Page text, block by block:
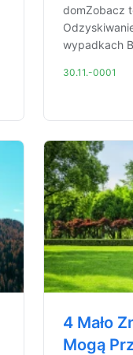
domZobacz
wypadkach
30.11.-0001
4 Mało
Mogą